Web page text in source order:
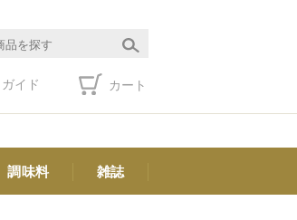
ガイド カート
調味料 雑誌